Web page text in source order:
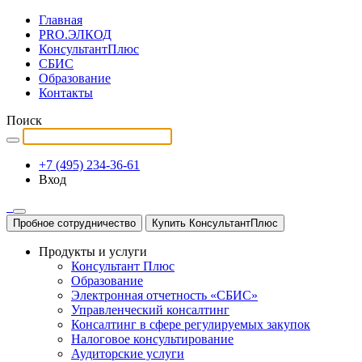
Главная
PRO.ЭЛКОД
КонсультантПлюс
СБИС
Образование
Контакты
Поиск
+7 (495) 234-36-61
Вход
Пробное сотрудничество Купить КонсультантПлюс
Продукты и услуги
Консультант Плюс
Образование
Электронная отчетность «СБИС»
Управленческий консалтинг
Консалтинг в сфере регулируемых закупок
Налоговое консультирование
Аудиторские услуги